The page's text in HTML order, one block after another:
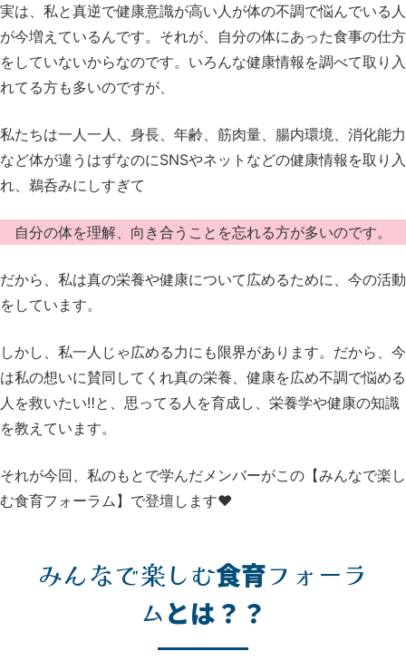
実は、私と真逆で健康意識が高い人が体の不調で悩んでいる人
が今増えているんです。 それが、自分の体にあった食事の仕方
を していないからなのです。 いろんな健康情報を調べて取り入
れてる方も多いのですが、
私たちは一人一人、身長、年齢、筋肉量、 腸内環境、消化能力
など体が違うはずなのにSNSやネットなどの健康情報を取り入
れ、鵜呑みにしすぎて
自分の体を理解、向き合うことを忘れる方が多いのです。
だから、私は真の栄養や健康について 広めるために、今の活動
をしています。
しかし、私一人じゃ広める力にも限界があります。 だから、今
は私の想いに賛同してくれ真の栄養、健康を広め不調で悩める
人を救いたい‼️と、思ってる人を育成し、 栄養学や健康の知識
を教えています。
それが今回、私のもとで学んだメンバーがこの【みんなで楽し
む食育フォーラム】 で登壇します❤️
みんなで楽しむ食育フォーラ
ムとは？？